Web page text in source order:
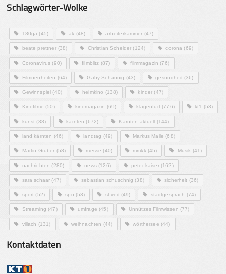
Schlagwörter-Wolke
180ga (45) ak (48) arbeiterkammer (47)
beate prettner(38) Christian Scheider (124) corona (69)
Coronavirus (90) filmblitz (87) filmmagazin (76)
Filmneuheiten (64) Gaby Schaunig (43) gesundheit(36)
Gewinnspiel (40) heimkino (138) kinder (47)
Kinofilme (50) kinomagazin (69) klagenfurt(776) kt1 (53)
kunst (38) kärnten (672) Kärnten aktuell (144)
land kärnten (46) landtag (49) Markus Malle (68)
Martin Gruber (58) messe (40) mmkk(45) Musik (41)
nachrichten (280) news(126) peter kaiser(162)
sara schaar (47) sebastian schuschnig (38) sicherheit (36)
sport (52) spö (53) st.veit(49) stadtgespräch (74)
Streaming (47) umfrage (45) Unnützes Filmwissen (77)
villach (131) weihnachten (44) wörthersee (44)
Kontaktdaten